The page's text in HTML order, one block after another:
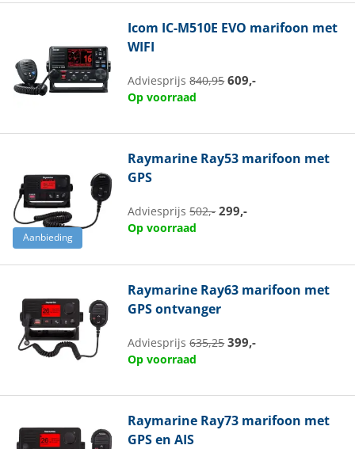
Icom IC-M510E EVO marifoon met
WIFI
Adviesprijs840,95 609,-
Op voorraad
Aanbieding
Raymarine Ray53 marifoon met
GPS
Adviesprijs502,- 299,-
Op voorraad
Raymarine Ray63 marifoon met
GPS ontvanger
Adviesprijs635,25 399,-
Op voorraad
Raymarine Ray73 marifoon met
GPS en AIS